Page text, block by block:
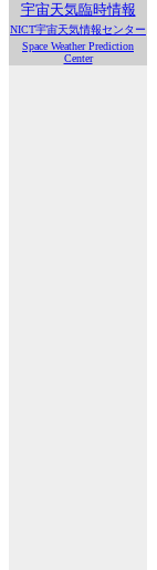
宇宙天気臨時情報
NICT宇宙天気情報センター
Space Weather Prediction
Center